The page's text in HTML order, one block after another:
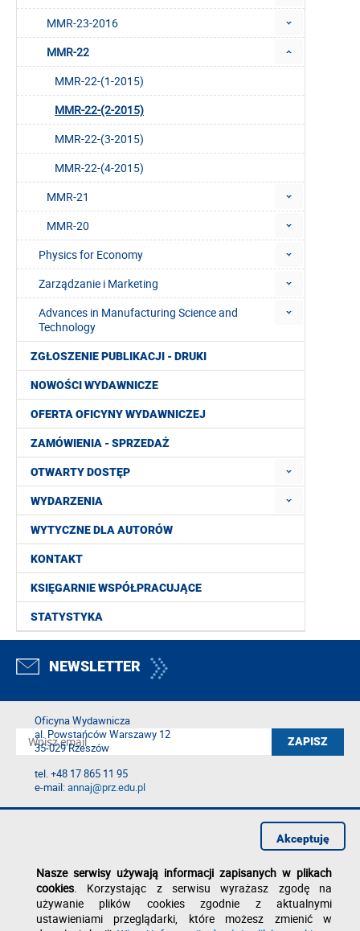
MMR-23-2016
MMR-22
MMR-22-(1-2015)
MMR-22-(2-2015)
MMR-22-(3-2015)
MMR-22-(4-2015)
MMR-21
MMR-20
Physics for Economy
Zarządzanie i Marketing
Advances in Manufacturing Science and
Technology
ZGŁOSZENIE PUBLIKACJI - DRUKI
NOWOŚCI WYDAWNICZE
OFERTA OFICYNY WYDAWNICZEJ
ZAMÓWIENIA - SPRZEDAŻ
OTWARTY DOSTĘP
WYDARZENIA
WYTYCZNE DLA AUTORÓW
KONTAKT
KSIĘGARNIE WSPÓŁPRACUJĄCE
STATYSTYKA
NEWSLETTER
Oficyna Wydawnicza
al. Powstańców Warszawy 12
35-029 Rzeszów
tel. +48 17 865 11 95
e-mail:annaj@prz.edu.pl
Deklaracja dostępności
Nasze serwisy używają informacji zapisanych w plikach
cookies. Korzystając z serwisu wyrażasz zgodę na
używanie plików cookies zgodnie z aktualnymi
ustawieniami przeglądarki, które możesz zmienić w
Akceptuję